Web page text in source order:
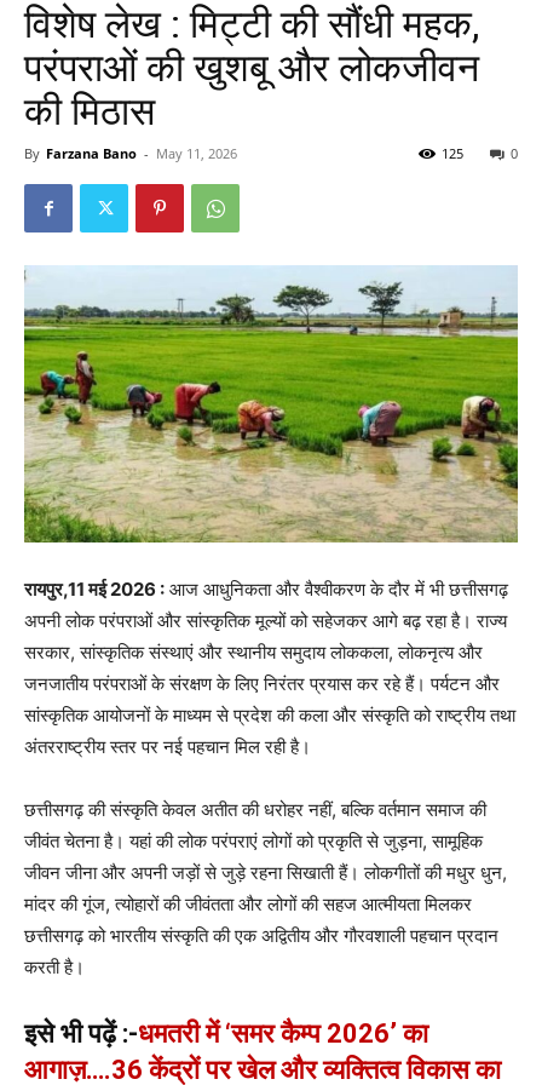
विशेष लेख : मिट्टी की सौंधी महक,
परंपराओं की खुशबू और लोकजीवन
की मिठास
By Farzana Bano - May 11, 2026 0
125
रायपुर,11 मई 2026 : आज आधुनिकता और वैश्वीकरण के दौर में भी छत्तीसगढ़
अपनी लोक परंपराओं और सांस्कृतिक मूल्यों को सहेजकर आगे बढ़ रहा है। राज्य
सरकार, सांस्कृतिक संस्थाएं और स्थानीय समुदाय लोककला, लोकनृत्य और
जनजातीय परंपराओं के संरक्षण के लिए निरंतर प्रयास कर रहे हैं। पर्यटन और
सांस्कृतिक आयोजनों के माध्यम से प्रदेश की कला और संस्कृति को राष्ट्रीय तथा
अंतरराष्ट्रीय स्तर पर नई पहचान मिल रही है।
छत्तीसगढ़ की संस्कृति केवल अतीत की धरोहर नहीं, बल्कि वर्तमान समाज की
जीवंत चेतना है। यहां की लोक परंपराएं लोगों को प्रकृति से जुड़ना, सामूहिक
जीवन जीना और अपनी जड़ों से जुड़े रहना सिखाती हैं। लोकगीतों की मधुर धुन,
मांदर की गूंज, त्योहारों की जीवंतता और लोगों की सहज आत्मीयता मिलकर
छत्तीसगढ़ को भारतीय संस्कृति की एक अद्वितीय और गौरवशाली पहचान प्रदान
करती है।
इसे भी पढ़ें :-धमतरी में ‘समर कैम्प 2026’ का
आगाज़….36 केंद्रों पर खेल और व्यक्तित्व विकास का